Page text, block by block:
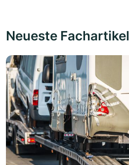
Neueste Fachartikel